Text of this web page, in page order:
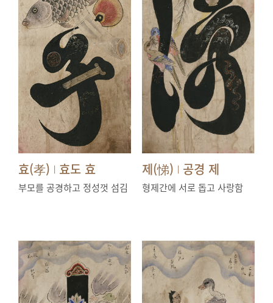
효(孝) | 효도 효
부모를 공경하고 정성껏 섬김
제(悌) | 공경 제
형제간에 서로 돕고 사랑함